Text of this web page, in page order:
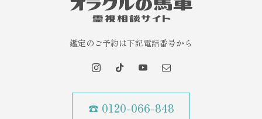
鑑定のご予約は下記電話番号から
☎ 0120-066-848